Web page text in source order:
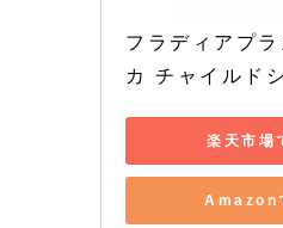
フラディアプ
カ チャイルド
楽天市場
Amazon